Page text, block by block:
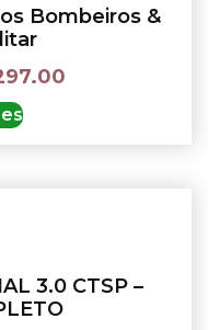
Bombeiros &
3.0 CTSP –